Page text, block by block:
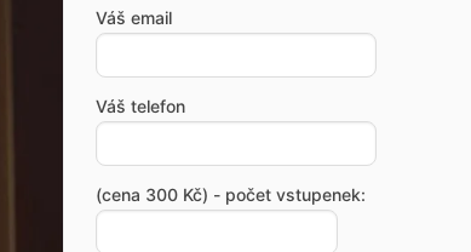
Váš email
Váš telefon
(cena 300 Kč) - počet vstupenek: